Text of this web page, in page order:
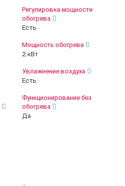
Регулировка мощности
обогрева
Есть
Мощность обогрева
2 кВт
Увлажнение воздуха
Есть
Функционирование без
обогрева
Да